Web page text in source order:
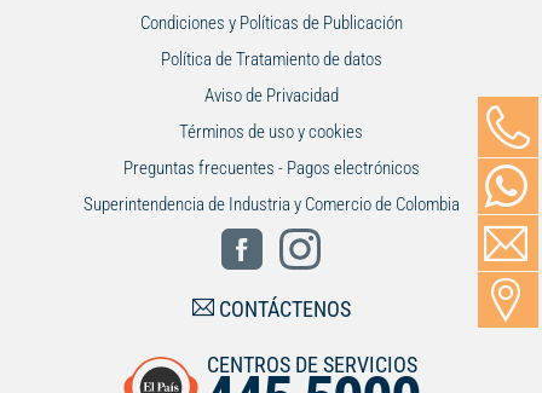
Condiciones y Políticas de Publicación
Política de Tratamiento de datos
Aviso de Privacidad
Términos de uso y cookies
Preguntas frecuentes - Pagos electrónicos
Superintendencia de Industria y Comercio de Colombia
CONTÁCTENOS
CENTROS DE SERVICIOS